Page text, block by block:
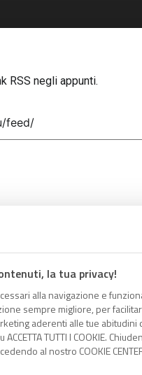
la tua privacy!
alla navigazione e
sempre migliore, per
aderenti alle tue abitudini
TUTTI I COOKIE.
al nostro COOKIE
RSS negli appunti.